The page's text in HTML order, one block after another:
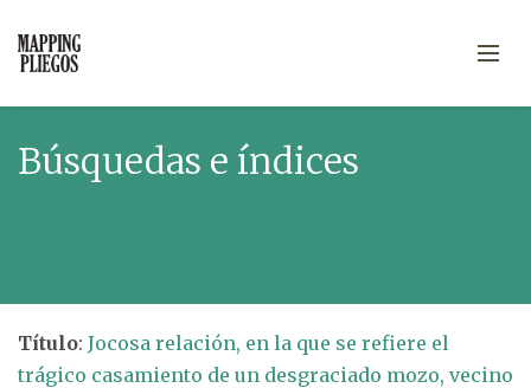
Búsquedas e índices
Título: Jocosa relación, en la que se refiere el
trágico casamiento de un desgraciado mozo, vecino